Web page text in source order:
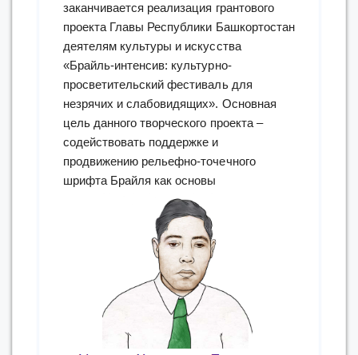
заканчивается реализация грантового
проекта Главы Республики Башкортостан
деятелям культуры и искусства
«Брайль-интенсив: культурно-
просветительский фестиваль для
незрячих и слабовидящих». Основная
цель данного творческого проекта –
содействовать поддержке и
продвижению рельефно-точечного
шрифта Брайля как основы